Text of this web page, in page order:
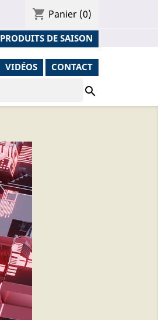
shopping_cart Panier (0)
PRODUITS DE SAISON
VIDÉOS CONTACT
